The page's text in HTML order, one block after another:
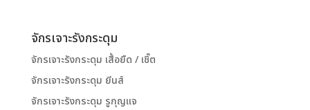
จักรเจาะรังกระดุม
จักรเจาะรังกระดุม เสื้อยืด / เชิ๊ต
จักรเจาะรังกระดุม ยีนส์
จักรเจาะรังกระดุม รูกุญแจ